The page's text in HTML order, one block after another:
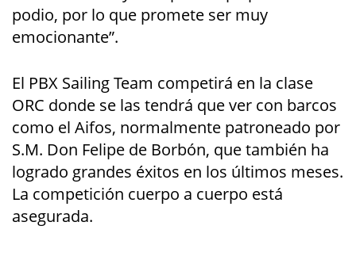
podio, por lo que promete ser muy
emocionante”.
El PBX Sailing Team competirá en la clase
ORC donde se las tendrá que ver con barcos
como el Aifos, normalmente patroneado por
S.M. Don Felipe de Borbón, que también ha
logrado grandes éxitos en los últimos meses.
La competición cuerpo a cuerpo está
asegurada.